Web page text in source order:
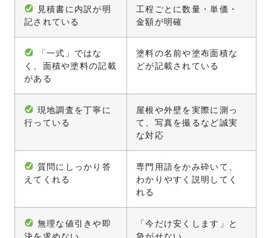
見積書に内訳が明
記されている
工程ごとに数量・単価・
金額が明確
「一式」ではな
く、面積や塗料の記載
がある
塗料の名前や塗布面積な
どが記載されている
現地調査を丁寧に
行っている
屋根や外壁を実際に測っ
て、写真を撮るなど誠実
な対応
質問にしっかり答
えてくれる
専門用語をかみ砕いて、
わかりやすく説明してく
れる
無理な値引きや即
決を求めない
「今だけ安くします」と
急がせない